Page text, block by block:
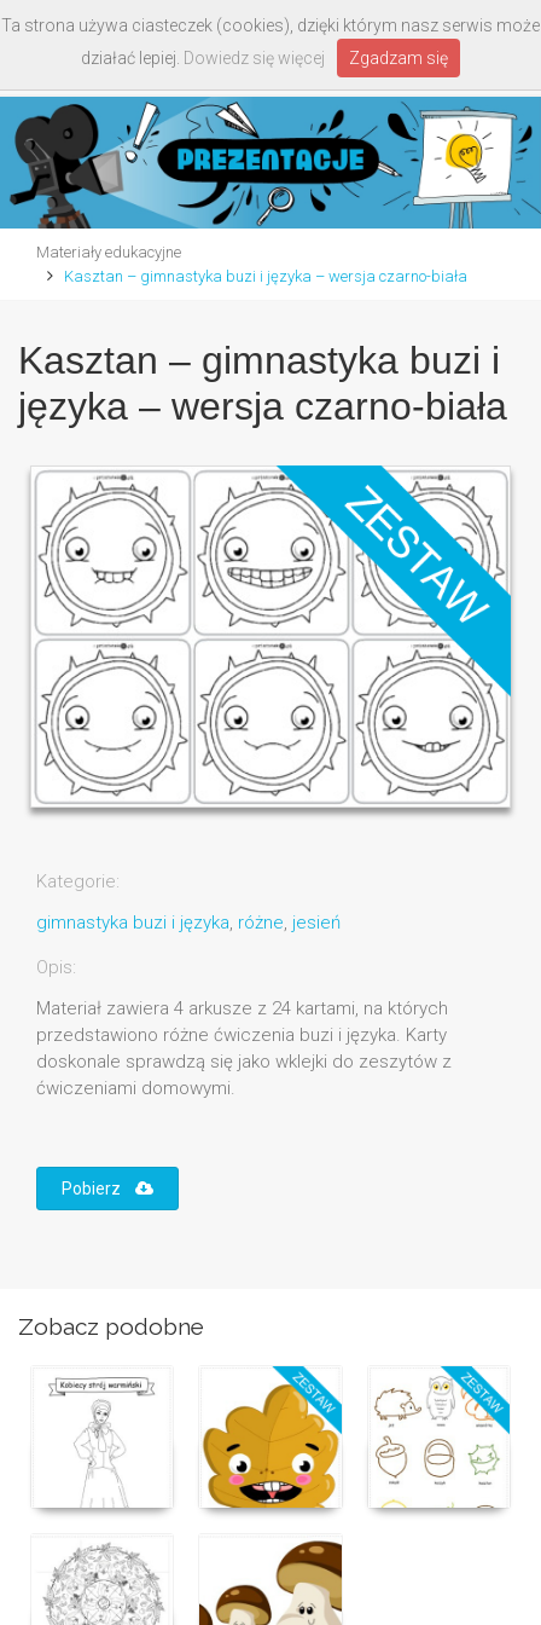
Materiały edukacyjne
Kasztan – gimnastyka buzi i języka – wersja czarno-biała
Kasztan – gimnastyka buzi i
języka – wersja czarno-biała
Kategorie:
gimnastyka buzi i języka, różne, jesień
Opis:
Materiał zawiera 4 arkusze z 24 kartami, na których
przedstawiono różne ćwiczenia buzi i języka. Karty
doskonale sprawdzą się jako wklejki do zeszytów z
ćwiczeniami domowymi.
Pobierz
Zobacz podobne
Ta strona używa ciasteczek (cookies), dzięki którym nasz serwis może
działać lepiej. Dowiedz się więcej Zgadzam się